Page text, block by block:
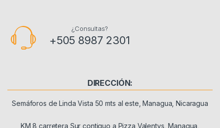
¿Consultas?
+505 8987 2301
DIRECCIÓN:
Semáforos de Linda Vista 50 mts al este, Managua, Nicaragua
KM 8 carretera Sur contiguo a Pizza Valentys, Managua,